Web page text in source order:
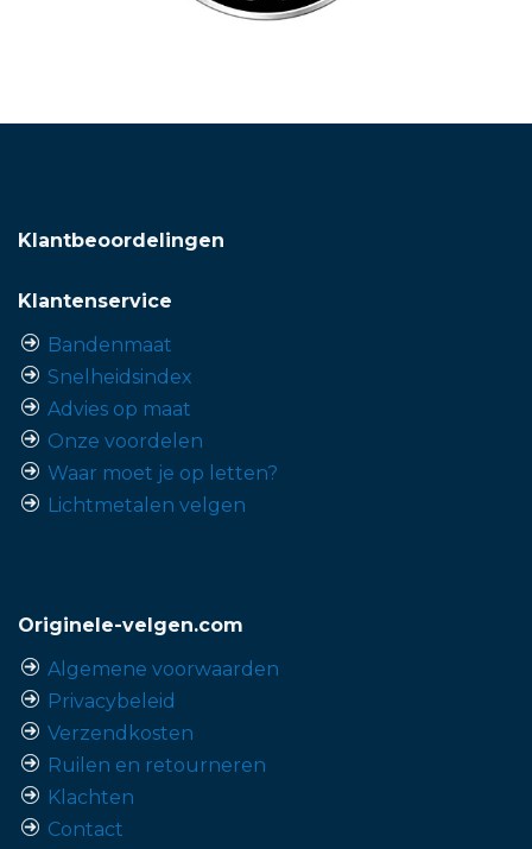
Klantbeoordelingen
Klantenservice
Bandenmaat
Snelheidsindex
Advies op maat
Onze voordelen
Waar moet je op letten?
Lichtmetalen velgen
Originele-velgen.com
Algemene voorwaarden
Privacybeleid
Verzendkosten
Ruilen en retourneren
Klachten
Contact